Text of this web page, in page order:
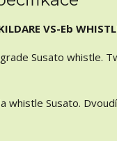
VS-Eb
Susato whistle.
whistle Susato.